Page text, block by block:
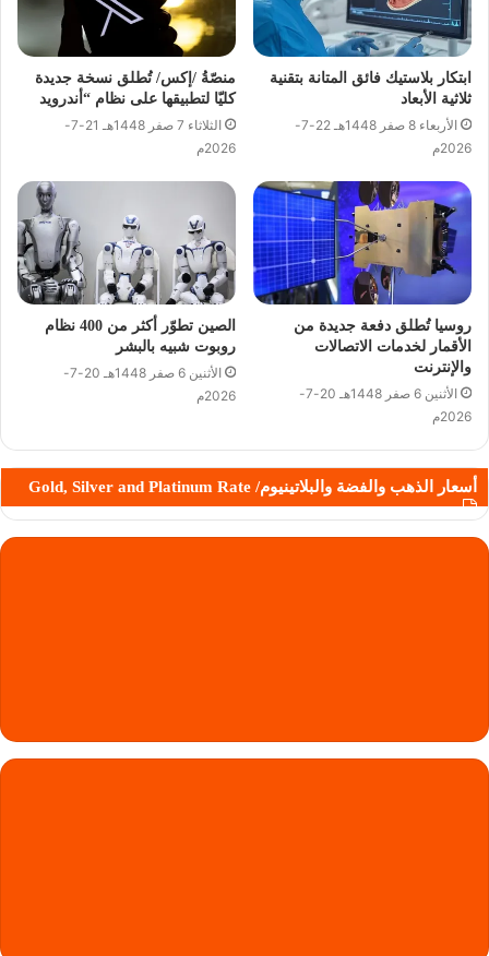
ابتكار بلاستيك فائق المتانة بتقنية
ثلاثية الأبعاد
الأربعاء 8 صفر 1448هـ 22-7-
2026م
منصّةُ /إكس/ تُطلق نسخة جديدة
كليّا لتطبيقها على نظام “أندرويد
الثلاثاء 7 صفر 1448هـ 21-7-
2026م
روسيا تُطلق دفعة جديدة من
الأقمار لخدمات الاتصالات
والإنترنت
الأثنين 6 صفر 1448هـ 20-7-
2026م
الصين تطوّر أكثر من 400 نظام
روبوت شبيه بالبشر
الأثنين 6 صفر 1448هـ 20-7-
2026م
أسعار الذهب والفضة والبلاتينيوم/ Gold, Silver and Platinum Rate